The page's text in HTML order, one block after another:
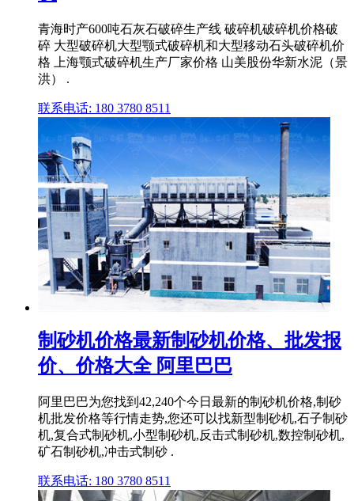
青海时产600吨石灰石破碎生产线 破碎机破碎机价格破
碎 大型破碎机大型颚式破碎机和大型移动石头破碎机价
格 上海颚式破碎机生产厂家价格 山美股份华新水泥（景
洪） .
联系电话: 180 3780 8511
制砂机价格最新制砂机价格、批发报
价、价格大全 阿里巴巴
阿里巴巴为您找到42,240个今日最新的制砂机价格,制砂
机批发价格等行情走势,您还可以找新型制砂机,石子制砂
机,复合式制砂机,小型制砂机,反击式制砂机,数控制砂机,
矿石制砂机,冲击式制砂 .
联系电话: 180 3780 8511